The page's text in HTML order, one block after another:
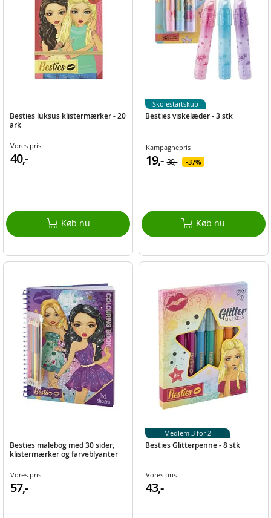
Besties luksus klistermærker - 20
ark
Vores pris:
40,-
Køb nu
Besties viskelæder - 3 stk
Kampagnepris
19,- 30,- 37%
Køb nu
Skolestartskup
Besties malebog med 30 sider,
klistermærker og farveblyanter
Vores pris:
57,-
Besties Glitterpenne - 8 stk
Vores pris:
43,-
Medlem 3 for 2